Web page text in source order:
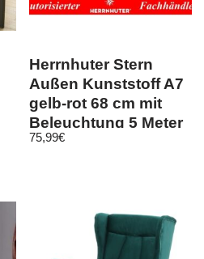
Herrnhuter Stern
Außen Kunststoff A7
gelb-rot 68 cm mit
Beleuchtung 5 Meter
Kabel
75,99€